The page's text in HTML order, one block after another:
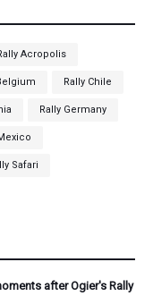
Acropolis
Rally Chile
Rally Germany
Safari
after Ogier's Rally